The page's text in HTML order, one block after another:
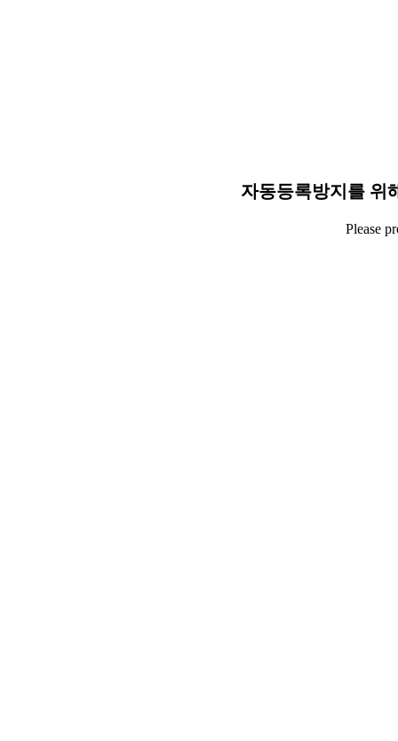
자동등록방지를 위
Please